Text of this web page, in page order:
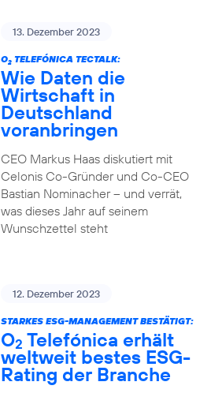
13. Dezember 2023
O2TELEFÓNICA TECTALK:
Wie Daten die
Wirtschaft in
Deutschland
voranbringen
CEO Markus Haas diskutiert mit
Celonis Co-Gründer und Co-CEO
Bastian Nominacher – und verrät,
was dieses Jahr auf seinem
Wunschzettel steht
12. Dezember 2023
STARKES ESG-MANAGEMENT BESTÄTIGT:
O2 Telefónica erhält
weltweit bestes ESG-
Rating der Branche